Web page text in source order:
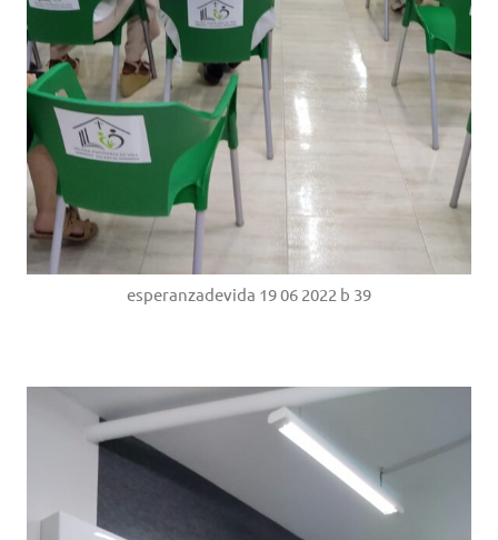
esperanzadevida 19 06 2022 b 39